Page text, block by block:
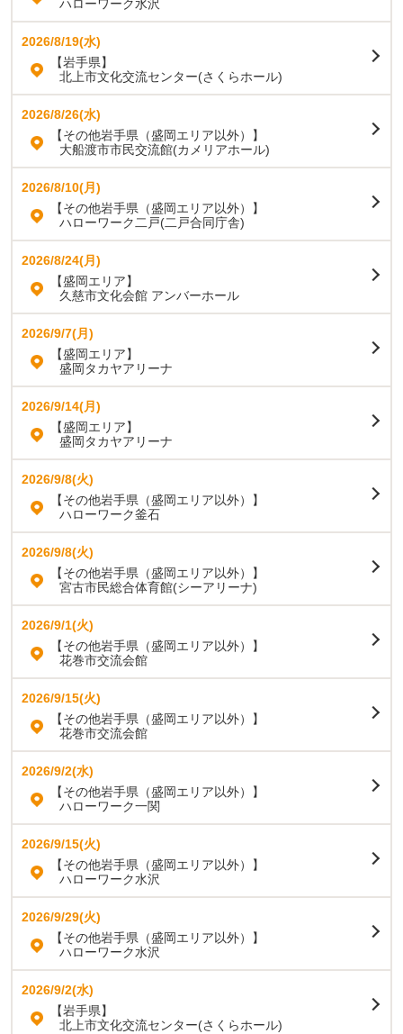
ハローワーク水沢
2026/8/19(水)
【岩手県】
北上市文化交流センター(さくらホール)
2026/8/26(水)
【その他岩手県（盛岡エリア以外）】
大船渡市市民交流館(カメリアホール)
2026/8/10(月)
【その他岩手県（盛岡エリア以外）】
ハローワーク二戸(二戸合同庁舎)
2026/8/24(月)
【盛岡エリア】
久慈市文化会館 アンバーホール
2026/9/7(月)
【盛岡エリア】
盛岡タカヤアリーナ
2026/9/14(月)
【盛岡エリア】
盛岡タカヤアリーナ
2026/9/8(火)
【その他岩手県（盛岡エリア以外）】
ハローワーク釜石
2026/9/8(火)
【その他岩手県（盛岡エリア以外）】
宮古市民総合体育館(シーアリーナ)
2026/9/1(火)
【その他岩手県（盛岡エリア以外）】
花巻市交流会館
2026/9/15(火)
【その他岩手県（盛岡エリア以外）】
花巻市交流会館
2026/9/2(水)
【その他岩手県（盛岡エリア以外）】
ハローワーク一関
2026/9/15(火)
【その他岩手県（盛岡エリア以外）】
ハローワーク水沢
2026/9/29(火)
【その他岩手県（盛岡エリア以外）】
ハローワーク水沢
2026/9/2(水)
【岩手県】
北上市文化交流センター(さくらホール)